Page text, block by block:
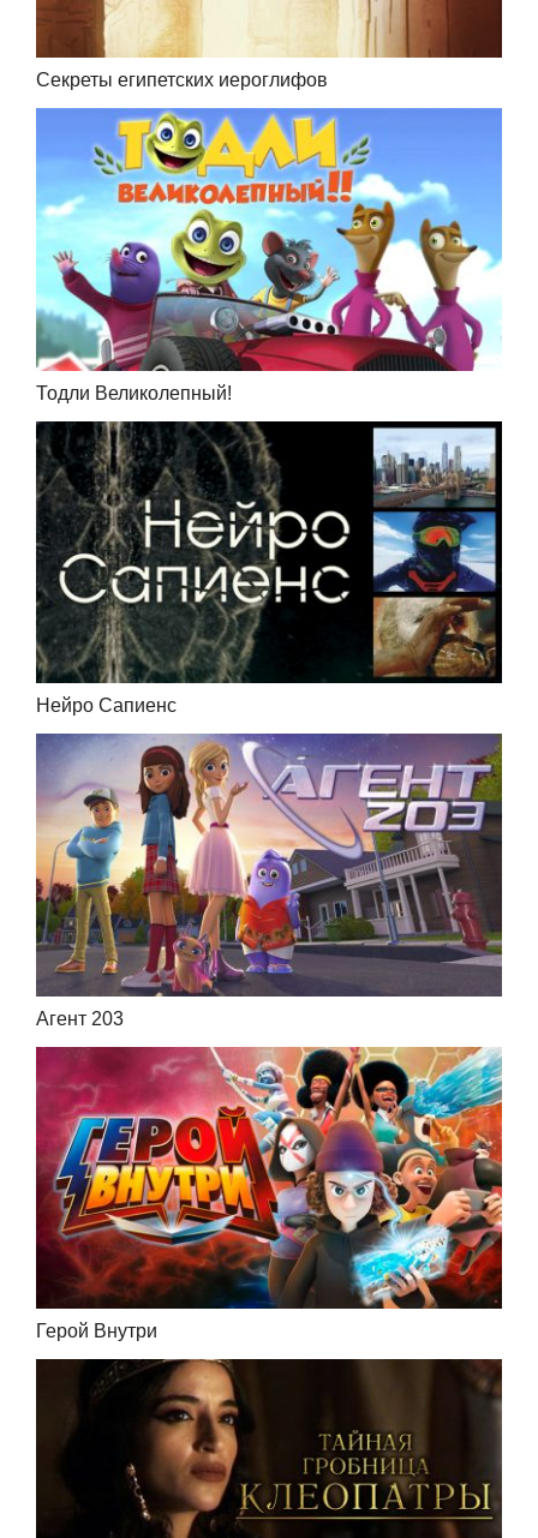
Секреты египетских иероглифов
Тодли Великолепный!
Нейро Сапиенс
Агент 203
Герой Внутри